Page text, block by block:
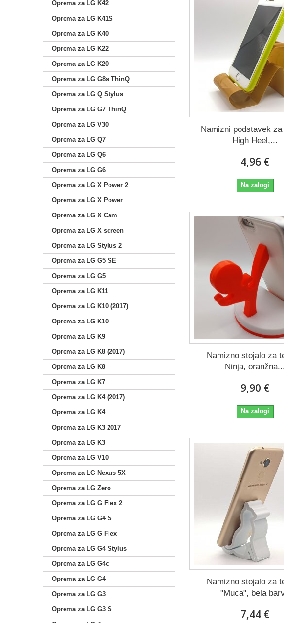
Oprema za LG K42
Oprema za LG K41S
Oprema za LG K40
Oprema za LG K22
Oprema za LG K20
Oprema za LG G8s ThinQ
Oprema za LG Q Stylus
Oprema za LG G7 ThinQ
Oprema za LG V30
Oprema za LG Q7
Oprema za LG Q6
Oprema za LG G6
Oprema za LG X Power 2
Oprema za LG X Power
Oprema za LG X Cam
Oprema za LG X screen
Oprema za LG Stylus 2
Oprema za LG G5 SE
Oprema za LG G5
Oprema za LG K11
Oprema za LG K10 (2017)
Oprema za LG K10
Oprema za LG K9
Oprema za LG K8 (2017)
Oprema za LG K8
Oprema za LG K7
Oprema za LG K4 (2017)
Oprema za LG K4
Oprema za LG K3 2017
Oprema za LG K3
Oprema za LG V10
Oprema za LG Nexus 5X
Oprema za LG Zero
Oprema za LG G Flex 2
Oprema za LG G4 S
Oprema za LG G Flex
Oprema za LG G4 Stylus
Oprema za LG G4c
Oprema za LG G4
Oprema za LG G3
Oprema za LG G3 S
Namizni podstavek za
High Heel,...
4,96 €
Na zalogi
Namizno stojalo za
Ninja, oranžna...
9,90 €
Na zalogi
Namizno stojalo za
"Muca", bela
7,44 €